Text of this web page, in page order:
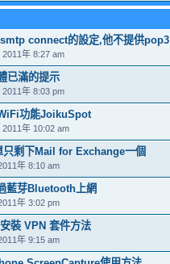
connect的設定,他不提供pop3
年 8:27 am
已滿的提示
年 8:03 pm
功能JoikuSpot
年 10:02 am
只剩下Mail for Exchange一個
年 8:10 am
藍芽Bluetooth上網
年 3:02 pm
裝 VPN 套件方法
年 9:15 am